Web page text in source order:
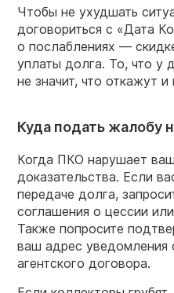
Чтобы не ухудшать
договориться с «Дата
о послаблениях —
уплаты долга. То, что у
не значит, что откажут и
Куда подать жалобу
Когда ПКО нарушает
доказательства. Если
передаче долга,
соглашения о цессии
Также попросите
ваш адрес уведомления
агентского договора.